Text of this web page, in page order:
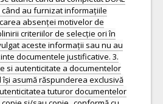
când au furnizat informațiile
absenței motivelor de
criteriilor de selecție ori în
aceste informații sau nu au
documentele justificative. 3.
si autenticitate a documentelor
asumă răspunderea exclusivă
tuturor documentelor